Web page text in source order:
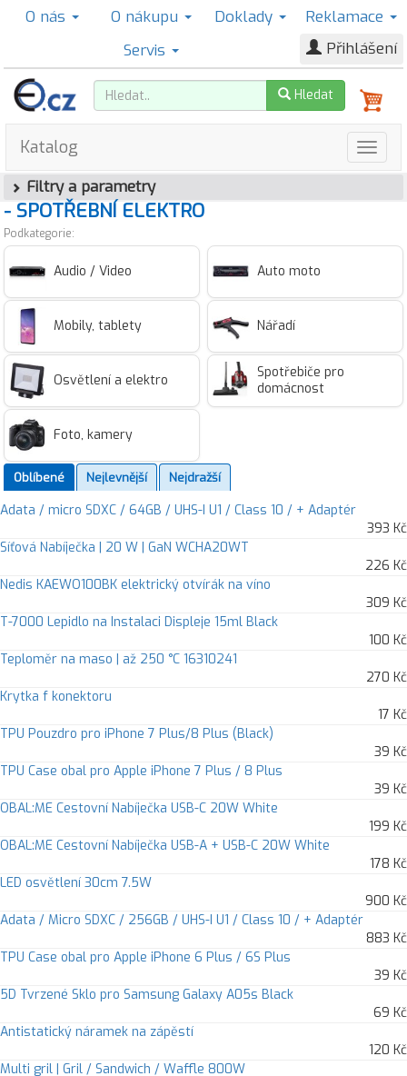
O nás O nákupu Doklady
Reklamace
Servis
Přihlášení
Hledat
Katalog
Filtry a parametry
- SPOTŘEBNÍ ELEKTRO
Podkategorie:
Audio / Video Auto moto
Mobily, tablety Nářadí
Osvětlení a elektro
Spotřebiče pro
domácnost
Foto, kamery
Oblíbené Nejlevnější Nejdražší
Adata / micro SDXC / 64GB / UHS-I U1 / Class 10 / + Adaptér
393 Kč
Síťová Nabíječka | 20 W | GaN WCHA20WT
226 Kč
Nedis KAEWO100BK elektrický otvírák na víno
309 Kč
T-7000 Lepidlo na Instalaci Displeje 15ml Black
100 Kč
Teploměr na maso | až 250 °C 16310241
270 Kč
Krytka f konektoru
17 Kč
TPU Pouzdro pro iPhone 7 Plus/8 Plus (Black)
39 Kč
TPU Case obal pro Apple iPhone 7 Plus / 8 Plus
39 Kč
OBAL:ME Cestovní Nabíječka USB-C 20W White
199 Kč
OBAL:ME Cestovní Nabíječka USB-A + USB-C 20W White
178 Kč
LED osvětlení 30cm 7.5W
900 Kč
Adata / Micro SDXC / 256GB / UHS-I U1 / Class 10 / + Adaptér
883 Kč
TPU Case obal pro Apple iPhone 6 Plus / 6S Plus
39 Kč
5D Tvrzené Sklo pro Samsung Galaxy A05s Black
69 Kč
Antistatický náramek na zápěstí
120 Kč
Multi gril | Gril / Sandwich / Waffle 800W